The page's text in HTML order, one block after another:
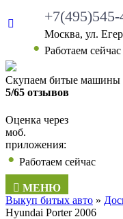
+7(495)545-
Москва, ул.
Работаем сейчас
Скупаем битые машины
5/65 отзывов
Оценка через
моб.
приложения:
Работаем сейчас
МЕНЮ
Выкуп битых авто »
Hyundai Porter 2006